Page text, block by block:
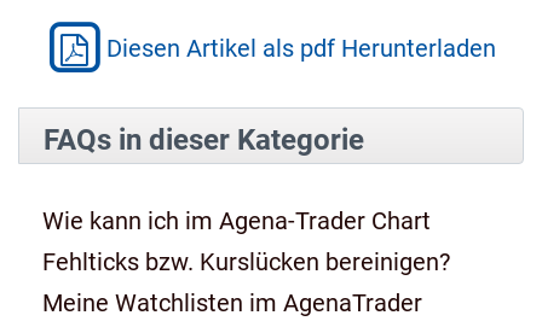
Diesen Artikel als pdf Herunterladen
FAQs in dieser Kategorie
Wie kann ich im Agena-Trader Chart
Fehlticks bzw. Kurslücken bereinigen?
Meine Watchlisten im AgenaTrader